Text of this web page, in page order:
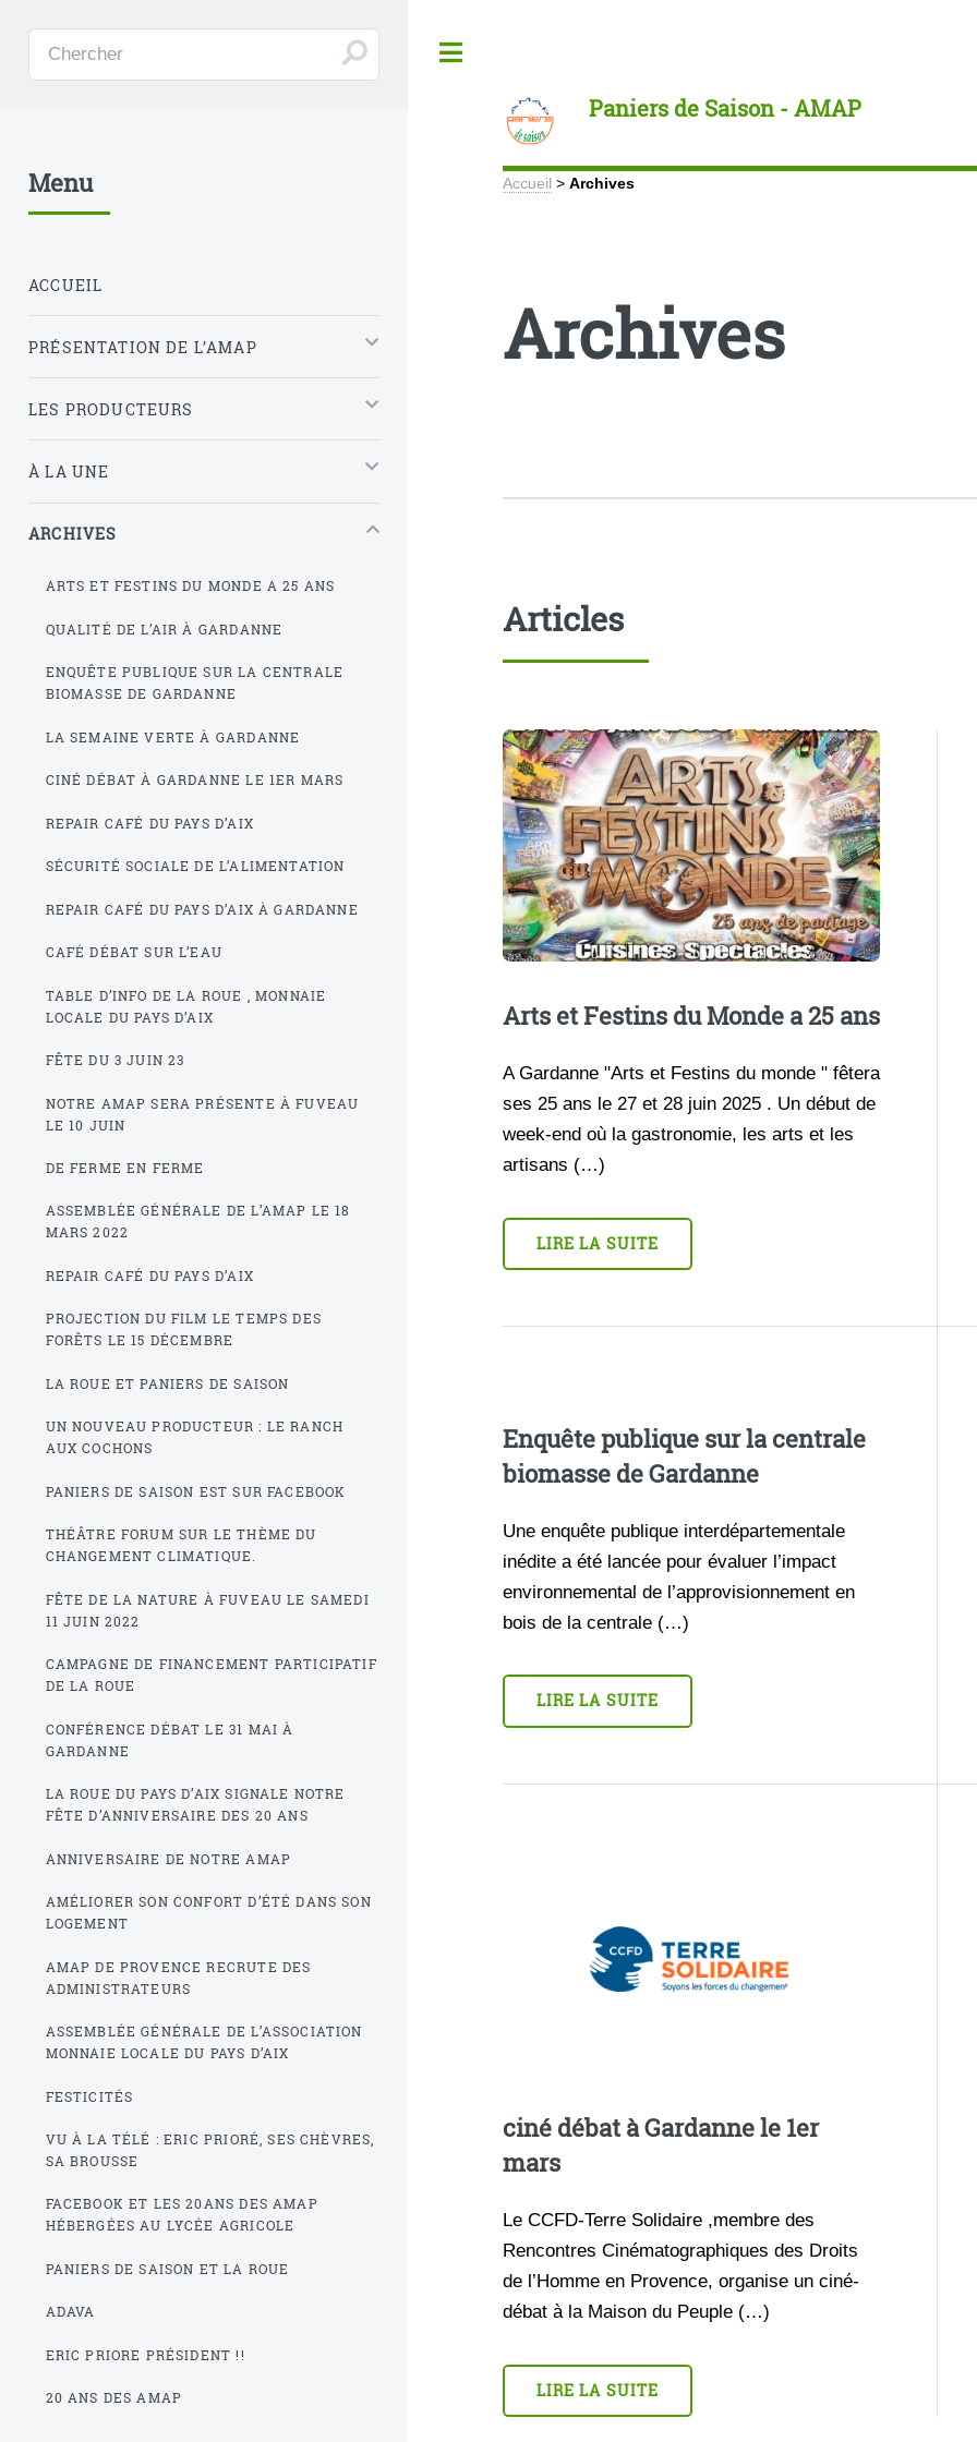
Paniers de Saison - AMAP
Accueil >Archives
Archives
Articles
Arts et Festins du Monde a 25 ans
A Gardanne "Arts et Festins du monde " fêtera
ses 25 ans le 27 et 28 juin 2025 . Un début de
week-end où la gastronomie, les arts et les
artisans (…)
LIRE LA SUITE
Enquête publique sur la centrale
biomasse de Gardanne
Une enquête publique interdépartementale
inédite a été lancée pour évaluer l’impact
environnemental de l’approvisionnement en
bois de la centrale (…)
LIRE LA SUITE
ciné débat à Gardanne le 1er
mars
Le CCFD-Terre Solidaire ,membre des
Rencontres Cinématographiques des Droits
de l’Homme en Provence, organise un ciné-
débat à la Maison du Peuple (…)
LIRE LA SUITE
Menu
ACCUEIL
PRÉSENTATION DE L’AMAP
LES PRODUCTEURS
À LA UNE
ARCHIVES
ARTS ET FESTINS DU MONDE A 25 ANS
QUALITÉ DE L’AIR À GARDANNE
ENQUÊTE PUBLIQUE SUR LA CENTRALE
BIOMASSE DE GARDANNE
LA SEMAINE VERTE À GARDANNE
CINÉ DÉBAT À GARDANNE LE 1ER MARS
REPAIR CAFÉ DU PAYS D’AIX
SÉCURITÉ SOCIALE DE L’ALIMENTATION
REPAIR CAFÉ DU PAYS D’AIX À GARDANNE
CAFÉ DÉBAT SUR L’EAU
TABLE D’INFO DE LA ROUE , MONNAIE
LOCALE DU PAYS D’AIX
FÊTE DU 3 JUIN 23
NOTRE AMAP SERA PRÉSENTE À FUVEAU
LE 10 JUIN
DE FERME EN FERME
ASSEMBLÉE GÉNÉRALE DE L’AMAP LE 18
MARS 2022
REPAIR CAFÉ DU PAYS D’AIX
PROJECTION DU FILM LE TEMPS DES
FORÊTS LE 15 DÉCEMBRE
LA ROUE ET PANIERS DE SAISON
UN NOUVEAU PRODUCTEUR : LE RANCH
AUX COCHONS
PANIERS DE SAISON EST SUR FACEBOOK
THÉÂTRE FORUM SUR LE THÈME DU
CHANGEMENT CLIMATIQUE.
FÊTE DE LA NATURE À FUVEAU LE SAMEDI
11 JUIN 2022
CAMPAGNE DE FINANCEMENT PARTICIPATIF
DE LA ROUE
CONFÉRENCE DÉBAT LE 31 MAI À
GARDANNE
LA ROUE DU PAYS D’AIX SIGNALE NOTRE
FÊTE D’ANNIVERSAIRE DES 20 ANS
ANNIVERSAIRE DE NOTRE AMAP
AMÉLIORER SON CONFORT D’ÉTÉ DANS SON
LOGEMENT
AMAP DE PROVENCE RECRUTE DES
ADMINISTRATEURS
ASSEMBLÉE GÉNÉRALE DE L’ASSOCIATION
MONNAIE LOCALE DU PAYS D’AIX
FESTICITÉS
VU À LA TÉLÉ : ERIC PRIORÉ, SES CHÈVRES,
SA BROUSSE
FACEBOOK ET LES 20ANS DES AMAP
HÉBERGÉES AU LYCÉE AGRICOLE
PANIERS DE SAISON ET LA ROUE
ADAVA
ERIC PRIORE PRÉSIDENT !!
20 ANS DES AMAP